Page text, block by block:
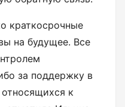
краткосрочные
на будущее. Все
за поддержку в
к